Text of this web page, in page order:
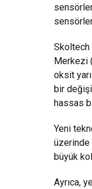
Skoltech
Merkezi
oksit
bir
hassas
Yeni
üzerinde
büyük
Ayrıca,